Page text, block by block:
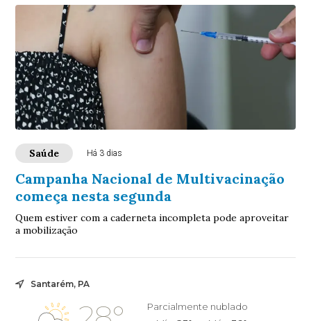
Saúde Há 3 dias
Campanha Nacional de Multivacinação
começa nesta segunda
Quem estiver com a caderneta incompleta pode aproveitar
a mobilização
Santarém, PA
Parcialmente nublado